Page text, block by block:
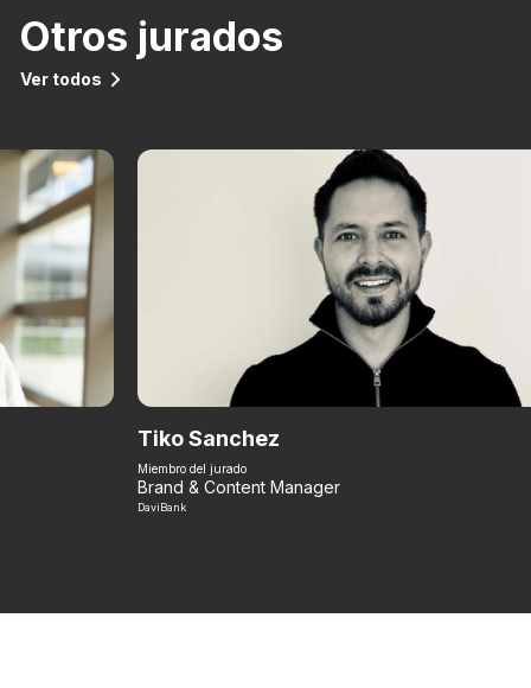
Otros jurados
Ver todos
Tiko Sanchez
Miembro del jurado
Brand & Content Manager
DaviBank